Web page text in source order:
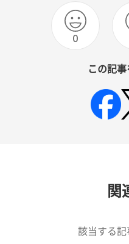
0
この記
関
該当する